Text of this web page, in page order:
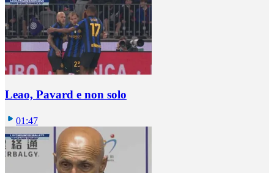
Leao, Pavard e non solo
01:47